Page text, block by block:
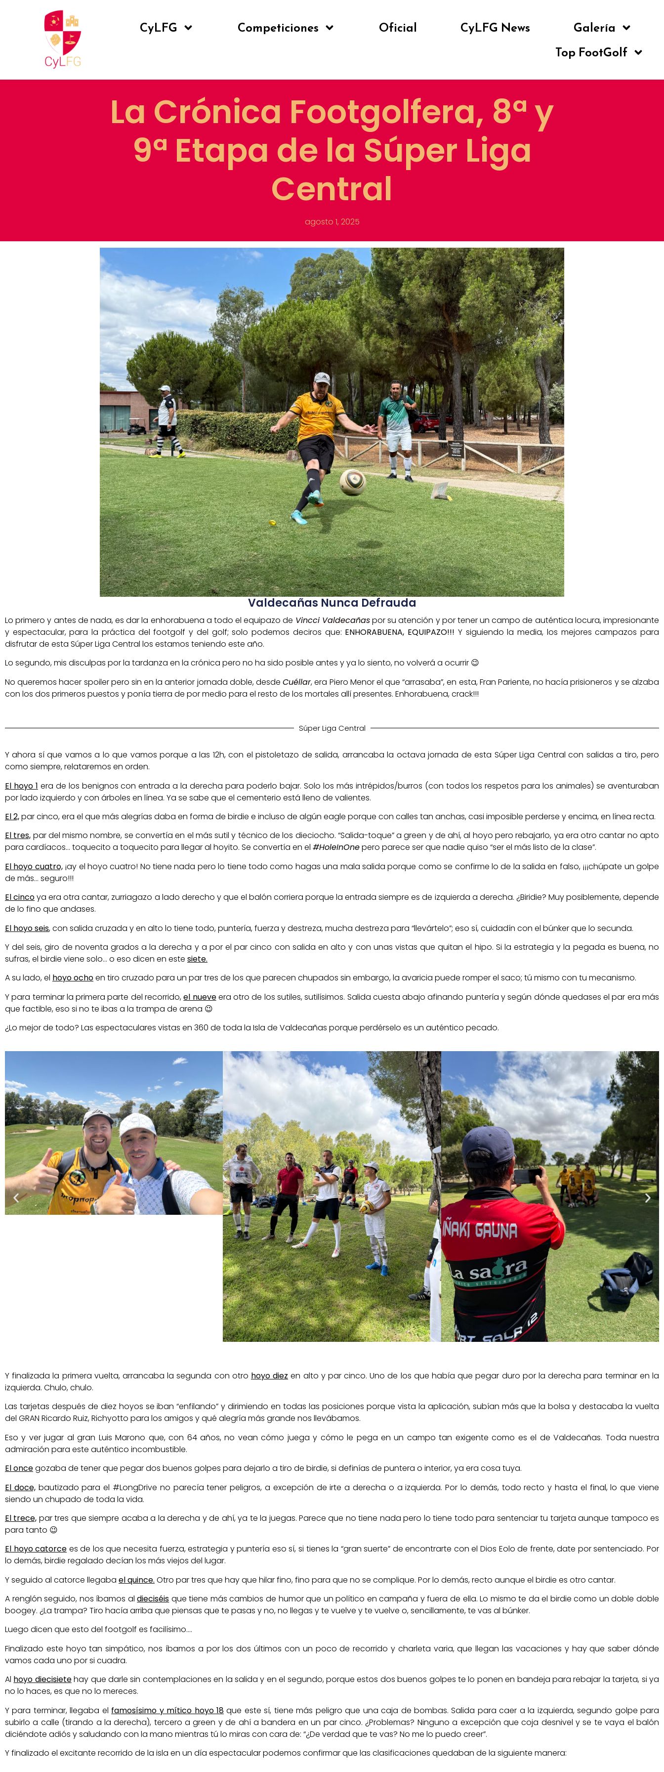
CyLFG Competiciones Oficial CyLFG News
Galería
Top FootGolf
La Crónica Footgolfera, 8ª y
9ª Etapa de la Súper Liga
Central
agosto 1, 2025
Valdecañas Nunca Defrauda
Lo primero y antes de nada, es dar la enhorabuena a todo el equipazo de Vincci Valdecañaspor su atención y por tener un campo de auténtica locura, impresionante
y espectacular, para la práctica del footgolf y del golf; solo podemos deciros que: ENHORABUENA, EQUIPAZO!!! Y siguiendo la media, los mejores campazos para
disfrutar de esta Súper Liga Central los estamos teniendo este año.
Lo segundo, mis disculpas por la tardanza en la crónica pero no ha sido posible antes y ya lo siento, no volverá a ocurrir 😉
No queremos hacer spoiler pero sin en la anterior jornada doble, desdeCuéllar, era Piero Menor el que “arrasaba”, en esta, Fran Pariente, no hacía prisioneros y se alzaba
con los dos primeros puestos y ponía tierra de por medio para el resto de los mortales allí presentes. Enhorabuena, crack!!!
Súper Liga Central
Y ahora sí que vamos a lo que vamos porque a las 12h, con el pistoletazo de salida, arrancaba la octava jornada de esta Súper Liga Central con salidas a tiro, pero
como siempre, relataremos en orden.
El hoyo 1 era de los benignos con entrada a la derecha para poderlo bajar. Solo los más intrépidos/burros (con todos los respetos para los animales) se aventuraban
por lado izquierdo y con árboles en línea. Ya se sabe que el cementerio está lleno de valientes.
El 2,par cinco, era el que más alegrías daba en forma de birdie e incluso de algún eagle porque con calles tan anchas, casi imposible perderse y encima, en línea recta.
El tres, par del mismo nombre, se convertía en el más sutil y técnico de los dieciocho. “Salida-toque” a green y de ahí, al hoyo pero rebajarlo, ya era otro cantar no apto
para cardíacos… toquecito a toquecito para llegar al hoyito. Se convertía en el #HoleInOnepero parece ser que nadie quiso “ser el más listo de la clase”.
El hoyo cuatro,¡ay el hoyo cuatro! No tiene nada pero lo tiene todo como hagas una mala salida porque como se confirme lo de la salida en falso, ¡¡¡chúpate un golpe
de más… seguro!!!
El cincoya era otra cantar, zurriagazo a lado derecho y que el balón corriera porque la entrada siempre es de izquierda a derecha. ¿Biridie? Muy posiblemente, depende
de lo fino que andases.
El hoyo seis, con salida cruzada y en alto lo tiene todo, puntería, fuerza y destreza, mucha destreza para “llevártelo”; eso sí, cuidadín con el búnker que lo secunda.
Y del seis, giro de noventa grados a la derecha y a por el par cinco con salida en alto y con unas vistas que quitan el hipo. Si la estrategia y la pegada es buena, no
sufras, el birdie viene solo… o eso dicen en este siete.
A su lado, el hoyo ochoen tiro cruzado para un par tres de los que parecen chupados sin embargo, la avaricia puede romper el saco; tú mismo con tu mecanismo.
Y para terminar la primera parte del recorrido,el nueveera otro de los sutiles, sutilísimos. Salida cuesta abajo afinando puntería y según dónde quedases el par era más
que factible, eso si no te ibas a la trampa de arena 😉
¿Lo mejor de todo? Las espectaculares vistas en 360 de toda la Isla de Valdecañas porque perdérselo es un auténtico pecado.
Y finalizada la primera vuelta, arrancaba la segunda con otro hoyo diez en alto y par cinco. Uno de los que había que pegar duro por la derecha para terminar en la
izquierda. Chulo, chulo.
Las tarjetas después de diez hoyos se iban “enfilando” y dirimiendo en todas las posiciones porque vista la aplicación, subían más que la bolsa y destacaba la vuelta
del GRAN Ricardo Ruiz, Richyotto para los amigos y qué alegría más grande nos llevábamos.
Eso y ver jugar al gran Luis Marono que, con 64 años, no vean cómo juega y cómo le pega en un campo tan exigente como es el de Valdecañas. Toda nuestra
admiración para este auténtico incombustible.
El oncegozaba de tener que pegar dos buenos golpes para dejarlo a tiro de birdie, si definías de puntera o interior, ya era cosa tuya.
El doce,bautizado para el #LongDrive no parecía tener peligros, a excepción de irte a derecha o a izquierda. Por lo demás, todo recto y hasta el final, lo que viene
siendo un chupado de toda la vida.
El trece, par tres que siempre acaba a la derecha y de ahí, ya te la juegas. Parece que no tiene nada pero lo tiene todo para sentenciar tu tarjeta aunque tampoco es
para tanto 😉
El hoyo catorce es de los que necesita fuerza, estrategia y puntería eso sí, si tienes la “gran suerte” de encontrarte con el Dios Eolo de frente, date por sentenciado. Por
lo demás, birdie regalado decían los más viejos del lugar.
Y seguido al catorce llegaba el quince. Otro par tres que hay que hilar fino, fino para que no se complique. Por lo demás, recto aunque el birdie es otro cantar.
A renglón seguido, nos íbamos aldieciséis que tiene más cambios de humor que un político en campaña y fuera de ella. Lo mismo te da el birdie como un doble doble
boogey. ¿La trampa? Tiro hacía arriba que piensas que te pasas y no, no llegas y te vuelve y te vuelve o, sencillamente, te vas al búnker.
Luego dicen que esto del footgolf es facilísimo….
Finalizado este hoyo tan simpático, nos íbamos a por los dos últimos con un poco de recorrido y charleta varia, que llegan las vacaciones y hay que saber dónde
vamos cada uno por si cuadra.
Al hoyo diecisietehay que darle sin contemplaciones en la salida y en el segundo, porque estos dos buenos golpes te lo ponen en bandeja para rebajar la tarjeta, si ya
no lo haces, es que no lo mereces.
Y para terminar, llegaba el famosísimo y mítico hoyo 18 que este sí, tiene más peligro que una caja de bombas. Salida para caer a la izquierda, segundo golpe para
subirlo a calle (tirando a la derecha), tercero a green y de ahí a bandera en un par cinco. ¿Problemas? Ninguno a excepción que coja desnivel y se te vaya el balón
diciéndote adiós y saludando con la mano mientras tú lo miras con cara de: “¿De verdad que te vas? No me lo puedo creer”.
Y finalizado el excitante recorrido de la isla en un día espectacular podemos confirmar que las clasificaciones quedaban de la siguiente manera: